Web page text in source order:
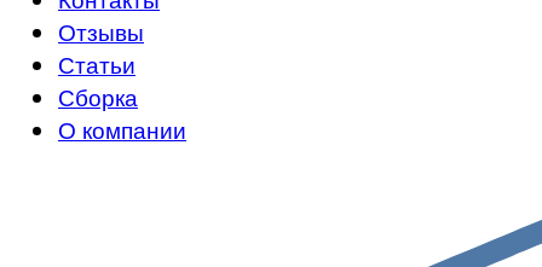
Отзывы
Статьи
Сборка
О компании